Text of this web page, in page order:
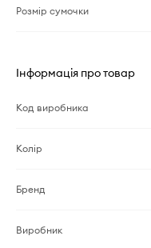
Розмір сумочки
Інформація про товар
Код виробника
Колір
Бренд
Виробник